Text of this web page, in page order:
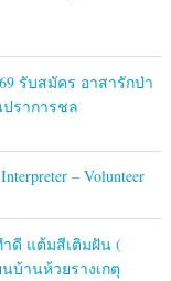
รับสมัคร อาสารักป่า
ราการชล
– Volunteer
ำดี แต้มสีเติมฝัน (
บ้านห้วยรางเกตุ